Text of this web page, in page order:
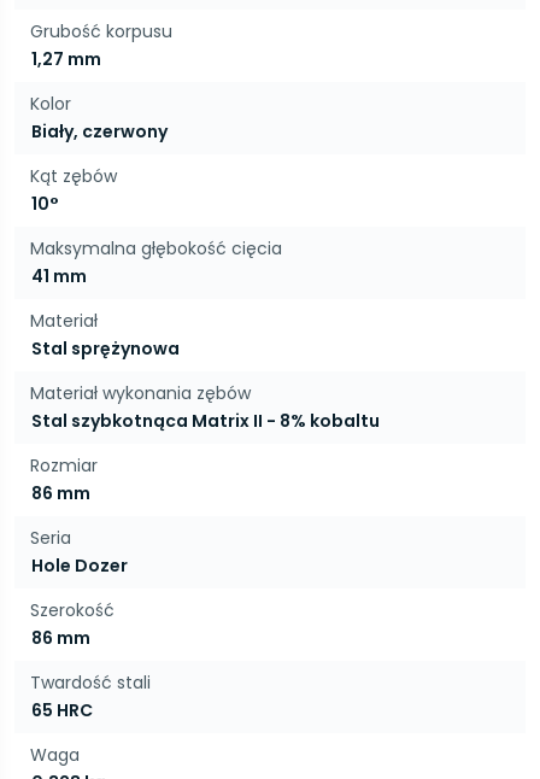
Grubość korpusu
1,27 mm
Kolor
Biały, czerwony
Kąt zębów
10°
Maksymalna głębokość cięcia
41 mm
Materiał
Stal sprężynowa
Materiał wykonania zębów
Stal szybkotnąca Matrix II - 8% kobaltu
Rozmiar
86 mm
Seria
Hole Dozer
Szerokość
86 mm
Twardość stali
65 HRC
Waga